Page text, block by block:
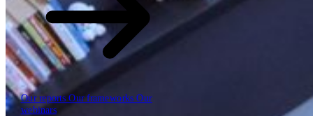
Our reportsOur frameworksOur
webinars